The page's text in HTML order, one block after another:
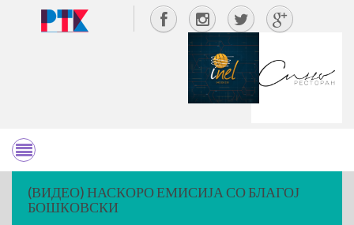
(ВИДЕО) НАСКОРО ЕМИСИЈА СО БЛАГОЈ
БОШКОВСКИ